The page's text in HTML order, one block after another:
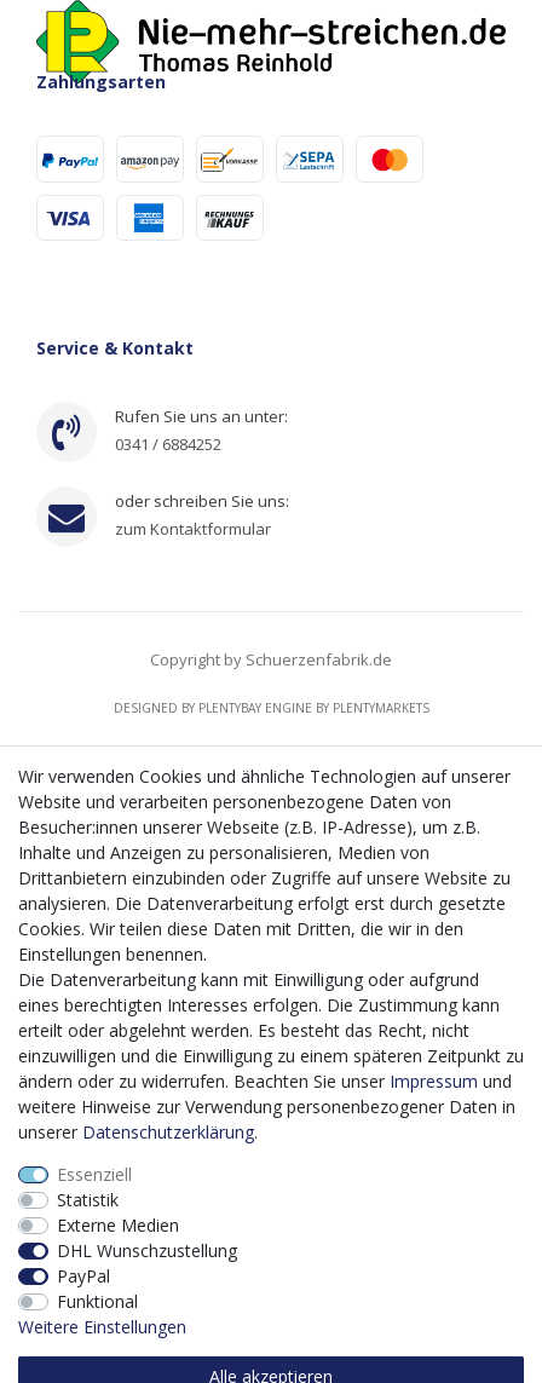
Zahlungsarten
Service & Kontakt
Rufen Sie uns an unter:
0341 / 6884252
oder schreiben Sie uns:
zum Kontaktformular
Copyright by Schuerzenfabrik.de
DESIGNED BY PLENTYBAYENGINE BY PLENTYMARKETS
CMS-Softwaresystems zur digitalen Optimierung
von Geschäftsprozessen
Mit dem vorgenannten Projekt, welches im Zeitraum vom
20.12.2023 bis zum 29.02.2024 im Rahmen des
Förderprogrammes Digitalisierung Zuschuss EFRE 2021
bis 2027 umgesetzt wird, möchten wir in die Anschaffung
eines Content-Management-Systems (CMS-
Softwaresystem) investieren, um unseren Online-Shop
künftig selbst verwalten zu können. Diese Software dient
der effizienteren gemeinschaftlichen Erstellung,
Bearbeitung, Organisation und Darstellung digitaler
Inhalte (Content) in unserem Unternehmen. Dies ist
insbesondere für den Vertrieb von Bedeutung. Bisher
Software digitalisiert werden was zu einer enormen
Zeitersparnis führt.
Dieses Vorhaben wird kofinanziert von der Europäischen
Union mithilfe von EFRE-Mitteln sowie durch Steuermittel
auf der Grundlage des vom Sächsischen Landtag
beschlossenen Haushaltes.
Wir verwenden Cookies und ähnliche Technologien auf unserer
Website und verarbeiten personenbezogene Daten von
Besucher:innen unserer Webseite (z.B. IP-Adresse), um z.B.
Inhalte und Anzeigen zu personalisieren, Medien von
Drittanbietern einzubinden oder Zugriffe auf unsere Website zu
analysieren. Die Datenverarbeitung erfolgt erst durch gesetzte
Cookies. Wir teilen diese Daten mit Dritten, die wir in den
Einstellungen benennen.
Die Datenverarbeitung kann mit Einwilligung oder aufgrund
eines berechtigten Interesses erfolgen. Die Zustimmung kann
erteilt oder abgelehnt werden. Es besteht das Recht, nicht
einzuwilligen und die Einwilligung zu einem späteren Zeitpunkt zu
ändern oder zu widerrufen. Beachten Sie unser Impressum und
weitere Hinweise zur Verwendung personenbezogener Daten in
unserer Daten­schutz­erklärung.
Essenziell
Statistik
Externe Medien
DHL Wunschzustellung
PayPal
Funktional
Weitere Einstellungen
Alle akzeptieren